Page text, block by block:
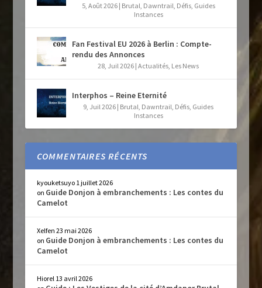
5, Août 2026| Brutal Dawntrail Défis, Guides
Instances
Fan Festival EU 2026 à Berlin : Compte-
rendu des Annonces
28, Juil 2026 |Actualités Les News
Interphos – Reine Eternité
9, Juil 2026 | Brutal Dawntrail Défis Guides
Instances
COMMENTAIRES RÉCENTS
kyouketsuyo 1 juillet 2026
on Guide Donjon à embranchements : Les contes du
Camelot
Xelfen 23 mai 2026
on Guide Donjon à embranchements : Les contes du
Camelot
Hiorel 13 avril 2026